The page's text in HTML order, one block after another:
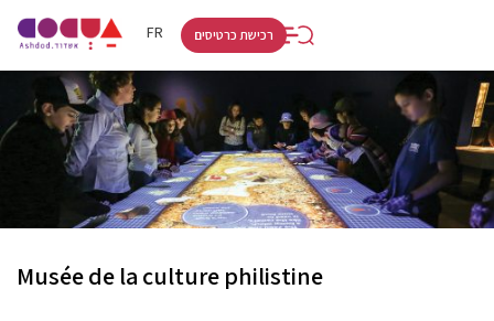
FR
HE
רכישת כרטיסים
Musée de la culture philistine